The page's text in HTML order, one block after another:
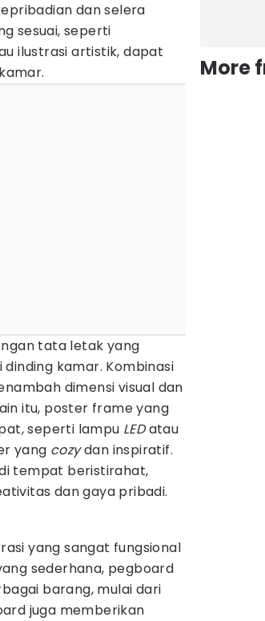
dan selera
sesuai, seperti
ilustrasi artistik, dapat
tata letak yang
kamar. Kombinasi
dimensi visual dan
itu, poster frame yang
seperti lampu LEDatau
yang cozydan inspiratif.
tempat beristirahat,
dan gaya pribadi.
yang sangat fungsional
sederhana, pegboard
barang, mulai dari
juga memberikan
More